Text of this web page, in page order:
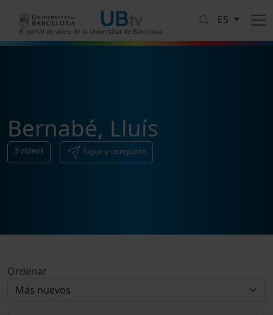
El portal de vídeo de la Universitat de Barcelona
ES
Bernabé, Lluís
3vídeos Sigue y comparte
Ordenar